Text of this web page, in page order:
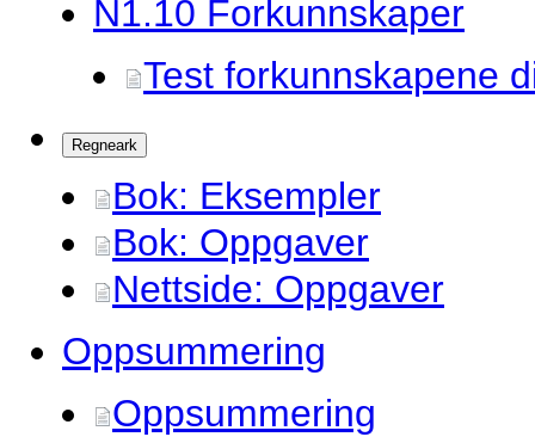
N1.10 Forkunnskaper
Test forkunnskapene
Regneark
Bok: Eksempler
Bok: Oppgaver
Nettside: Oppgaver
Oppsummering
Oppsummering